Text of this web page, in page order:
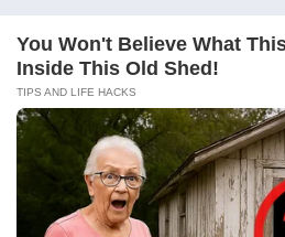
Follow